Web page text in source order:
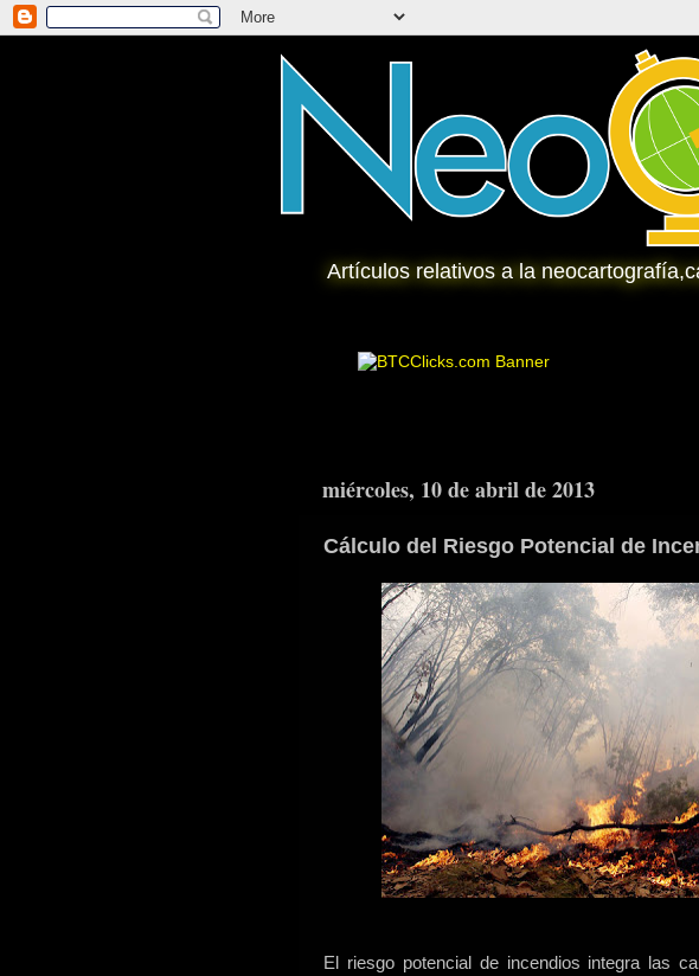
Artículos relativos a la
miércoles, 10 de abril de 2013
Cálculo del Riesgo Potencial de
El riesgo potencial de incendios integra las